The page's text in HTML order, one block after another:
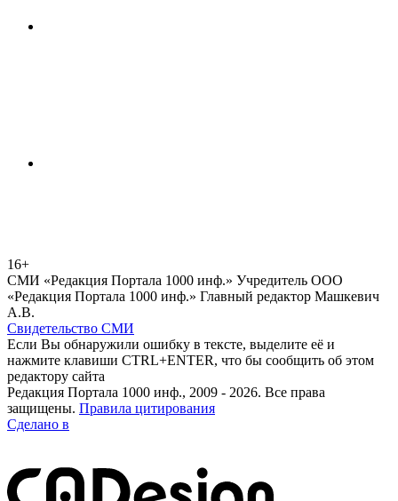
16+
СМИ «Редакция Портала 1000 инф.» Учредитель ООО
«Редакция Портала 1000 инф.» Главный редактор Машкевич
А.В.
Свидетельство СМИ
Если Вы обнаружили ошибку в тексте, выделите её и
нажмите клавиши CTRL+ENTER, что бы сообщить об этом
редактору сайта
Редакция Портала 1000 инф., 2009 - 2026. Все права
защищены. Правила цитирования
Сделано в